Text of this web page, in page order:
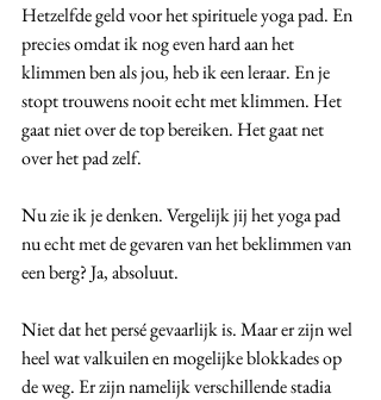
Hetzelfde geld voor het spirituele yoga pad. En
precies omdat ik nog even hard aan het
klimmen ben als jou, heb ik een leraar. En je
stopt trouwens nooit echt met klimmen. Het
gaat niet over de top bereiken. Het gaat net
over het pad zelf.
Nu zie ik je denken. Vergelijk jij het yoga pad
nu echt met de gevaren van het beklimmen van
een berg? Ja, absoluut.
Niet dat het persé gevaarlijk is. Maar er zijn wel
heel wat valkuilen en mogelijke blokkades op
de weg. Er zijn namelijk verschillende stadia